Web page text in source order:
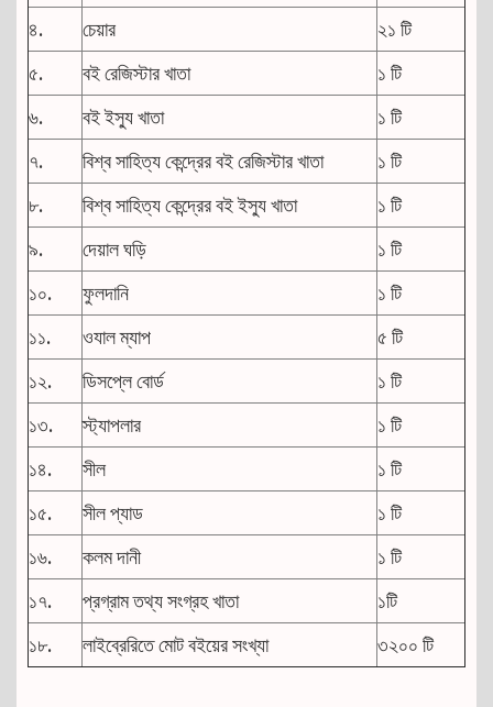
৪.
চেয়ার
২১ টি
৫.
বই রেজিস্টার খাতা
১ টি
৬.
বই ইস্যু খাতা
১ টি
৭.
বিশ্ব সাহিত্য কেন্দ্রের বই রেজিস্টার খাতা
১ টি
৮.
বিশ্ব সাহিত্য কেন্দ্রের বই ইস্যু খাতা
১ টি
৯.
দেয়াল ঘড়ি
১ টি
১০.
ফুলদানি
১ টি
১১.
ওযাল ম্যাপ
৫ টি
১২.
ডিসপ্লে বোর্ড
১ টি
১৩.
স্ট্যাপলার
১ টি
১৪.
সীল
১ টি
১৫.
সীল প্যাড
১ টি
১৬.
কলম দানী
১ টি
১৭.
প্রগ্রাম তথ্য সংগ্রহ খাতা
১টি
১৮.
লাইব্রেরিতে মোট বইয়ের সংখ্যা ৩২০০ টি